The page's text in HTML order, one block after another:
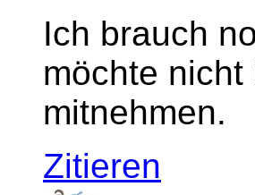
Ich brauch
möchte
mitnehmen.
Zitieren